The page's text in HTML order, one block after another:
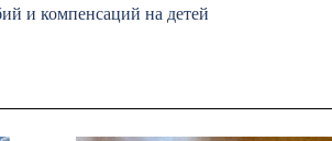
и компенсаций на детей